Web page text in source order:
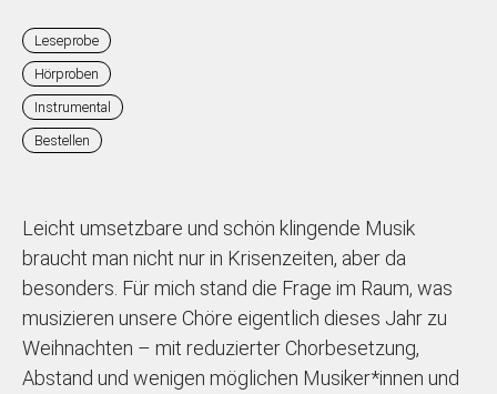
Leseprobe
Hörproben
Instrumental
Bestellen
Leicht umsetzbare und schön klingende Musik
braucht man nicht nur in Krisenzeiten, aber da
besonders. Für mich stand die Frage im Raum, was
musizieren unsere Chöre eigentlich dieses Jahr zu
Weihnachten – mit reduzierter Chorbesetzung,
Abstand und wenigen möglichen Musiker*innen und